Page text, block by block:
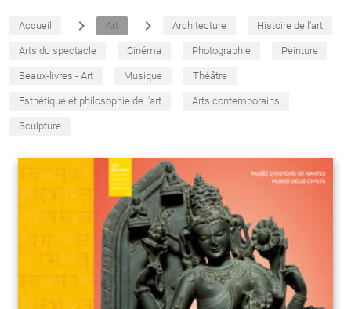
Accueil navigate_next Art navigate_next Architecture Histoire de l'art
Arts du spectacle Cinéma Photographie Peinture
Beaux-livres - Art Musique Théâtre
Esthétique et philosophie de l'art Arts contemporains
Sculpture